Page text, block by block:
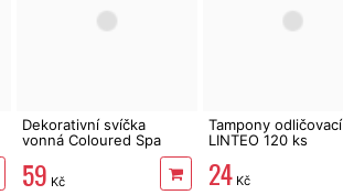
Dekorativní svíčka
vonná Coloured Spa
59 Kč
Tampony odličovací
LINTEO 120 ks
24Kč